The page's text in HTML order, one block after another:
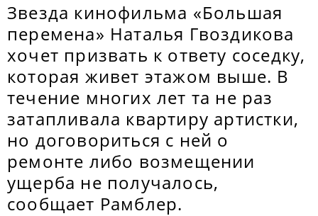
Звезда кинофильма «Большая
перемена» Наталья Гвоздикова
хочет призвать к ответу соседку,
которая живет этажом выше. В
течение многих лет та не раз
затапливала квартиру артистки,
но договориться с ней о
ремонте либо возмещении
ущерба не получалось,
сообщает Рамблер.